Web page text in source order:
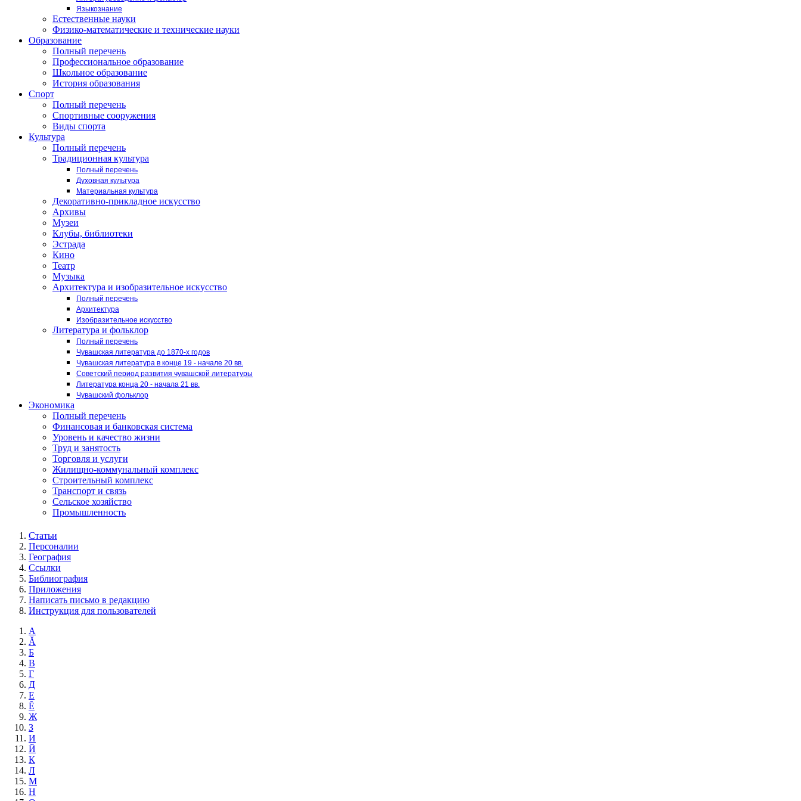
Языкознание
Естественные науки
Физико-математические и технические науки
Образование
Полный перечень
Профессиональное образование
Школьное образование
История образования
Спорт
Полный перечень
Спортивные сооружения
Виды спорта
Культура
Полный перечень
Традиционная культура
Полный перечень
Духовная культура
Материальная культура
Декоративно-прикладное искусство
Архивы
Музеи
Клубы, библиотеки
Эстрада
Кино
Театр
Музыка
Архитектура и изобразительное искусство
Полный перечень
Архитектура
Изобразительное искусство
Литература и фольклор
Полный перечень
Чувашская литература до 1870-х годов
Чувашская литература в конце 19 - начале 20 вв.
Советский период развития чувашской литературы
Литература конца 20 - начала 21 вв.
Чувашский фольклор
Экономика
Полный перечень
Финансовая и банковская система
Уровень и качество жизни
Труд и занятость
Торговля и услуги
Жилищно-коммунальный комплекс
Строительный комплекс
Транспорт и связь
Сельское хозяйство
Промышленность
Статьи
Персоналии
География
Ссылки
Библиография
Приложения
Написать письмо в редакцию
Инструкция для пользователей
А
Ă
Б
В
Г
Д
Е
Ĕ
Ж
З
И
Й
К
Л
М
Н